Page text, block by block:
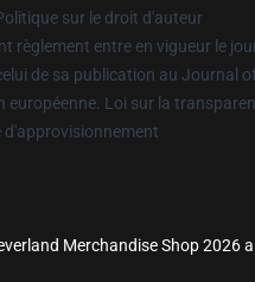
sur le droit d'auteur
règlement entre en vigueur le
de sa publication au Journal
européenne. Loi sur la
d'approvisionnement
Merchandise Shop 2026